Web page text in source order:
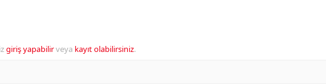
giriş yapabilirveya kayıt olabilirsiniz.